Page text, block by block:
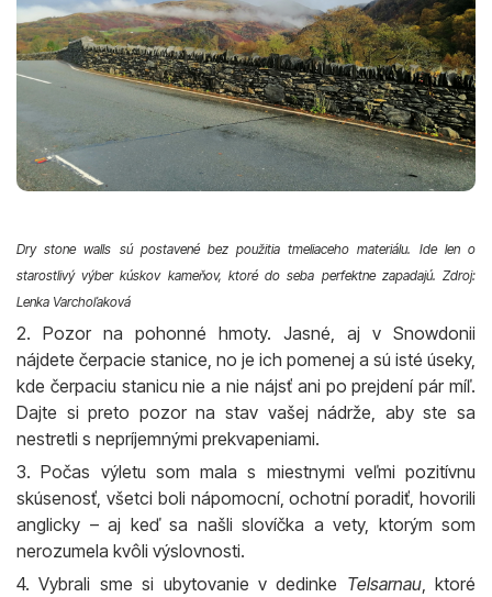
Dry stone walls sú postavené bez použitia tmeliaceho materiálu. Ide len o
starostlivý výber kúskov kameňov, ktoré do seba perfektne zapadajú. Zdroj:
Lenka Varchoľaková
2. Pozor na pohonné hmoty. Jasné, aj v Snowdonii
nájdete čerpacie stanice, no je ich pomenej a sú isté úseky,
kde čerpaciu stanicu nie a nie nájsť ani po prejdení pár míľ.
Dajte si preto pozor na stav vašej nádrže, aby ste sa
nestretli s nepríjemnými prekvapeniami.
3. Počas výletu som mala s miestnymi veľmi pozitívnu
skúsenosť, všetci boli nápomocní, ochotní poradiť, hovorili
anglicky – aj keď sa našli slovíčka a vety, ktorým som
nerozumela kvôli výslovnosti.
4. Vybrali sme si ubytovanie v dedinke Telsarnau, ktoré